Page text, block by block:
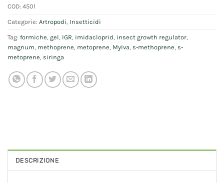
COD: 4501
Categorie: Artropodi Insetticidi
Tag: formiche gel IGR imidacloprid insect growth regulator
magnum methoprene metoprene Mylva s-methoprene s-
metoprene siringa
DESCRIZIONE